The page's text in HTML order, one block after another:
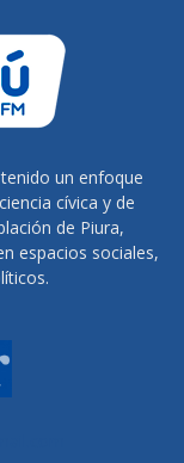
un enfoque
cívica y de
de Piura,
espacios sociales,